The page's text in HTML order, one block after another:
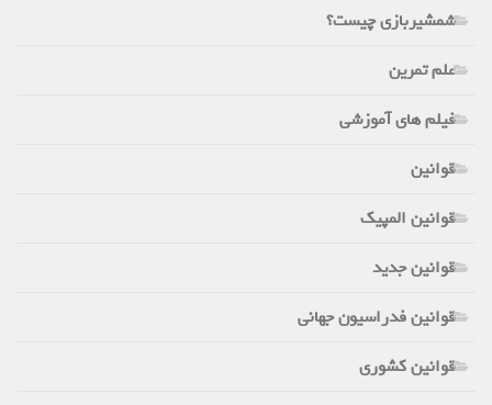
شمشیربازی چیست؟
علم تمرین
فیلم های آموزشی
قوانین
قوانین المپیک
قوانین جدید
قوانین فدراسیون جهانی
قوانین کشوری